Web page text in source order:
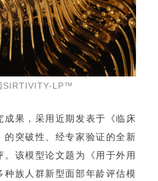
SIRTIVITY-LP™
成果，采用近期发表于《临床
的突破性、经专家验证的全新
。该模型论文题为《用于外用
种族人群新型面部年龄评估模